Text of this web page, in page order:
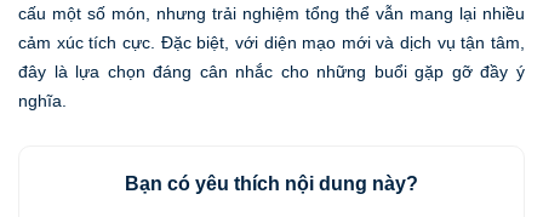
cấu một số món, nhưng trải nghiệm tổng thể vẫn mang lại nhiều
cảm xúc tích cực. Đặc biệt, với diện mạo mới và dịch vụ tận tâm,
đây là lựa chọn đáng cân nhắc cho những buổi gặp gỡ đầy ý
nghĩa.
Bạn có yêu thích nội dung này?